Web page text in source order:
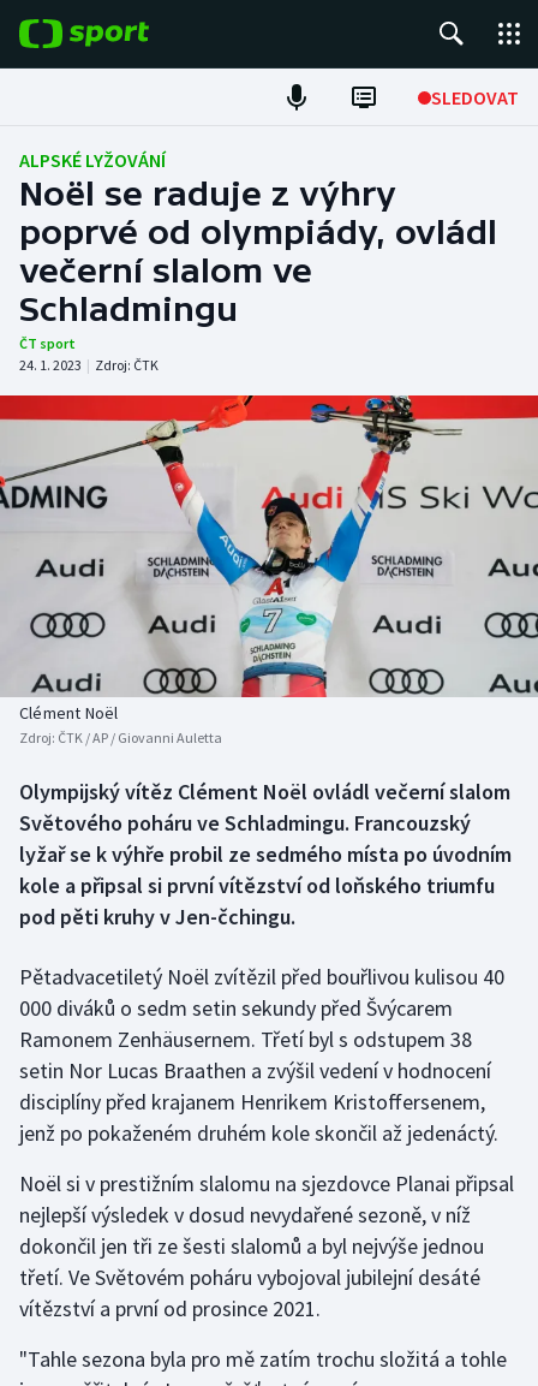
SLEDOVAT
Fotbal
Hokej
Tenis
Atletika
DALŠÍ SPORTY
Americký fotbal
Baseball a softbal
Basketbal
Biatlon
Boby a skeleton
Box
Curling
Dostihy
Futsal
Golf
Gymnastika
Házená
Jezdectví
Judo
Krasobruslení
NEPŘEHLÉDNĚTE
Soutěže
Historické návraty
Aplikace ČT sport
AZ kvíz
ALPSKÉ LYŽOVÁNÍ
Noël se raduje z výhry
poprvé od olympiády, ovládl
večerní slalom ve
Schladmingu
ČT sport
24. 1. 2023 | Zdroj: ČTK
Clément Noël
Zdroj: ČTK / AP / Giovanni Auletta
Olympijský vítěz Clément Noël ovládl večerní slalom
Světového poháru ve Schladmingu. Francouzský
lyžař se k výhře probil ze sedmého místa po úvodním
kole a připsal si první vítězství od loňského triumfu
pod pěti kruhy v Jen-čchingu.
Pětadvacetiletý Noël zvítězil před bouřlivou kulisou 40
000 diváků o sedm setin sekundy před Švýcarem
Ramonem Zenhäusernem. Třetí byl s odstupem 38
setin Nor Lucas Braathen a zvýšil vedení v hodnocení
disciplíny před krajanem Henrikem Kristoffersenem,
jenž po pokaženém druhém kole skončil až jedenáctý.
Noël si v prestižním slalomu na sjezdovce Planai připsal
nejlepší výsledek v dosud nevydařené sezoně, v níž
dokončil jen tři ze šesti slalomů a byl nejvýše jednou
třetí. Ve Světovém poháru vybojoval jubilejní desáté
vítězství a první od prosince 2021.
"Tahle sezona byla pro mě zatím trochu složitá a tohle